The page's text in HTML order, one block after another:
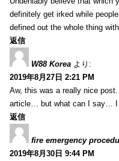
definitely get irked while
defined out the whole thing
返信
W88 Korea より:
2019年8月27日 2:21 PM
Aw, this was a really nice
article… but what can I say… I
返信
fire emergency
2019年8月30日 9:44 PM